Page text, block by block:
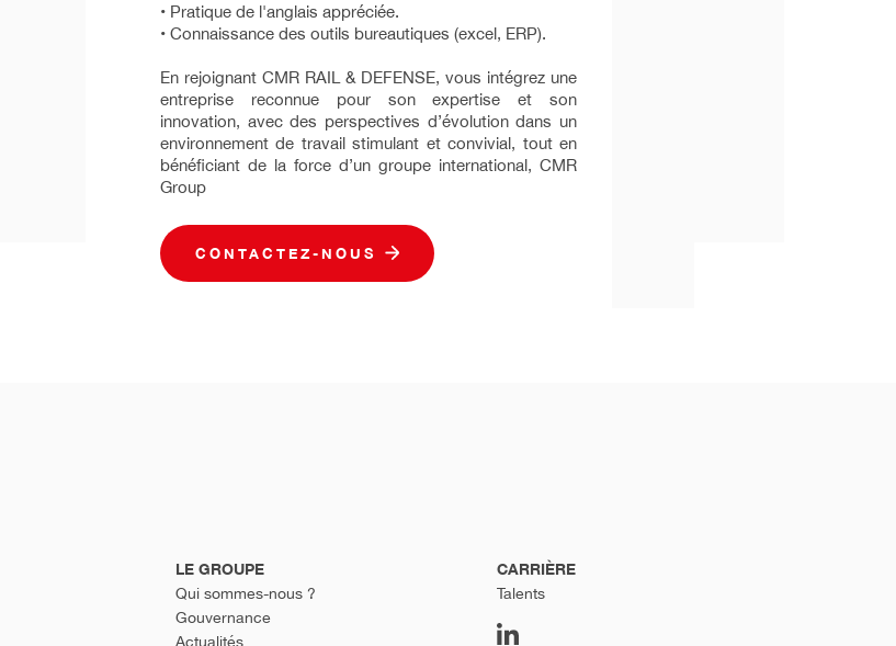
• Pratique de l'anglais appréciée.
• Connaissance des outils bureautiques (excel, ERP).
En rejoignant CMR RAIL & DEFENSE, vous intégrez une
entreprise reconnue pour son expertise et son
innovation, avec des perspectives d’évolution dans un
environnement de travail stimulant et convivial, tout en
bénéficiant de la force d’un groupe international, CMR
Group
CONTACTEZ-NOUS
LE GROUPE
Qui sommes-nous ?
Gouvernance
Actualités
CARRIÈRE
Talents